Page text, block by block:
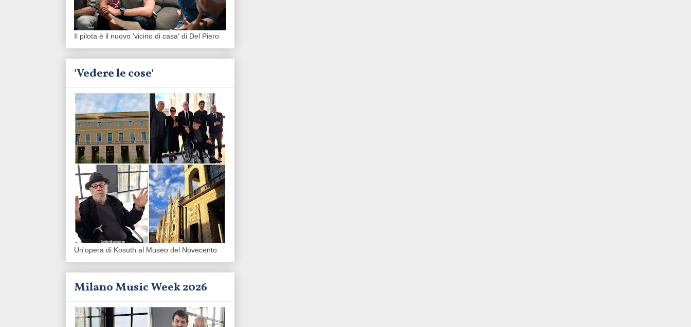
Il pilota è il nuovo 'vicino di casa' di Del Piero
'Vedere le cose'
Un'opera di Kosuth al Museo del Novecento
Milano Music Week 2026